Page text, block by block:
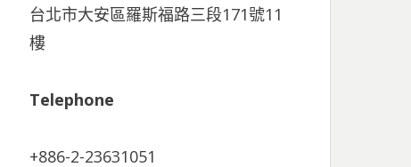
台北市大安區羅斯福路三段171號11
樓
Telephone
+886-2-23631051